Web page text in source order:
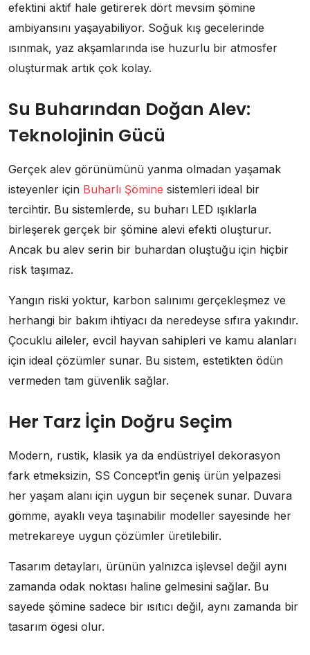
efektini aktif hale getirerek dört mevsim şömine
ambiyansını yaşayabiliyor. Soğuk kış gecelerinde
ısınmak, yaz akşamlarında ise huzurlu bir atmosfer
oluşturmak artık çok kolay.
Su Buharından Doğan Alev:
Teknolojinin Gücü
Gerçek alev görünümünü yanma olmadan yaşamak
isteyenler için Buharlı Şömine sistemleri ideal bir
tercihtir. Bu sistemlerde, su buharı LED ışıklarla
birleşerek gerçek bir şömine alevi efekti oluşturur.
Ancak bu alev serin bir buhardan oluştuğu için hiçbir
risk taşımaz.
Yangın riski yoktur, karbon salınımı gerçekleşmez ve
herhangi bir bakım ihtiyacı da neredeyse sıfıra yakındır.
Çocuklu aileler, evcil hayvan sahipleri ve kamu alanları
için ideal çözümler sunar. Bu sistem, estetikten ödün
vermeden tam güvenlik sağlar.
Her Tarz İçin Doğru Seçim
Modern, rustik, klasik ya da endüstriyel dekorasyon
fark etmeksizin, SS Concept’in geniş ürün yelpazesi
her yaşam alanı için uygun bir seçenek sunar. Duvara
gömme, ayaklı veya taşınabilir modeller sayesinde her
metrekareye uygun çözümler üretilebilir.
Tasarım detayları, ürünün yalnızca işlevsel değil aynı
zamanda odak noktası haline gelmesini sağlar. Bu
sayede şömine sadece bir ısıtıcı değil, aynı zamanda bir
tasarım ögesi olur.